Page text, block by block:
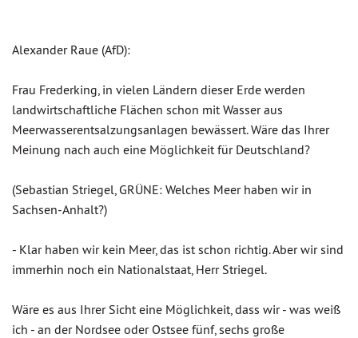
Alexander Raue (AfD):
Frau Frederking, in vielen Ländern dieser Erde werden
landwirtschaftliche Flächen schon mit Wasser aus
Meerwasserentsalzungsanlagen bewässert. Wäre das Ihrer
Meinung nach auch eine Möglichkeit für Deutschland?
(Sebastian Striegel, GRÜNE: Welches Meer haben wir in
Sachsen-Anhalt?)
- Klar haben wir kein Meer, das ist schon richtig. Aber wir sind
immerhin noch ein Nationalstaat, Herr Striegel.
Wäre es aus Ihrer Sicht eine Möglichkeit, dass wir - was weiß
ich - an der Nordsee oder Ostsee fünf, sechs große